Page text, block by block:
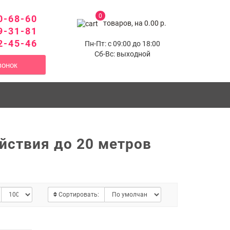
0
товаров, на 0.00 р.
Пн-Пт: с 09:00 до 18:00
Сб-Вс: выходной
68-60
31-81
45-46
до 20 метров
Сортировать: